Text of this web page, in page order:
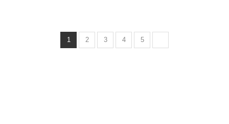
1 2 3 4 5